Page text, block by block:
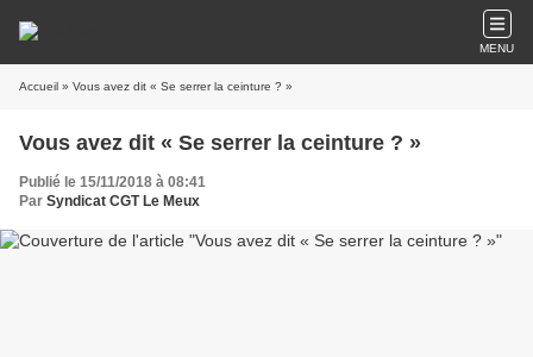
MENU
Accueil » Vous avez dit « Se serrer la ceinture ? »
Vous avez dit « Se serrer la ceinture ? »
Publié le 15/11/2018 à 08:41
Par Syndicat CGT Le Meux